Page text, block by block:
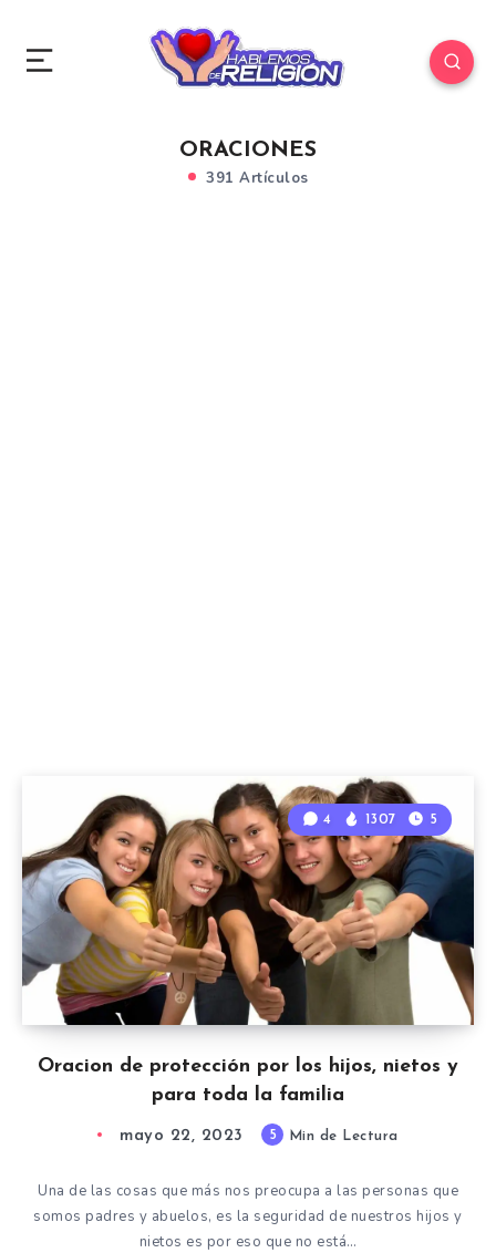
ORACIONES
391 Artículos
Oracion de protección por los hijos, nietos y
para toda la familia
4 1307 5
mayo 22, 2023 5 Min de Lectura
Una de las cosas que más nos preocupa a las personas que
somos padres y abuelos, es la seguridad de nuestros hijos y
nietos es por eso que no está…